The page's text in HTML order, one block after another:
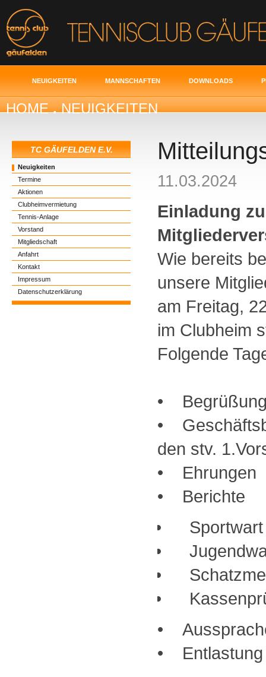
NEUIGKEITEN MANNSCHAFTEN DOWNLOADS
HOME.NEUIGKEITEN
TC GÄUFELDEN E.V.
Neuigkeiten
Termine
Aktionen
Clubheimvermietung
Tennis-Anlage
Vorstand
Mitgliedschaft
Anfahrt
Kontakt
Impressum
Datenschutzerklärung
11.03.2024
Einladung
Wie bereits
unsere
am Freitag,
im Clubheim
Folgende
•
•
den stv.
• Ehrungen
• Berichte
Sportwart
•
• Entlastung